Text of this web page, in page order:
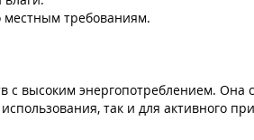
местным требованиям.
высоким энергопотреблением. Она
так и для активного